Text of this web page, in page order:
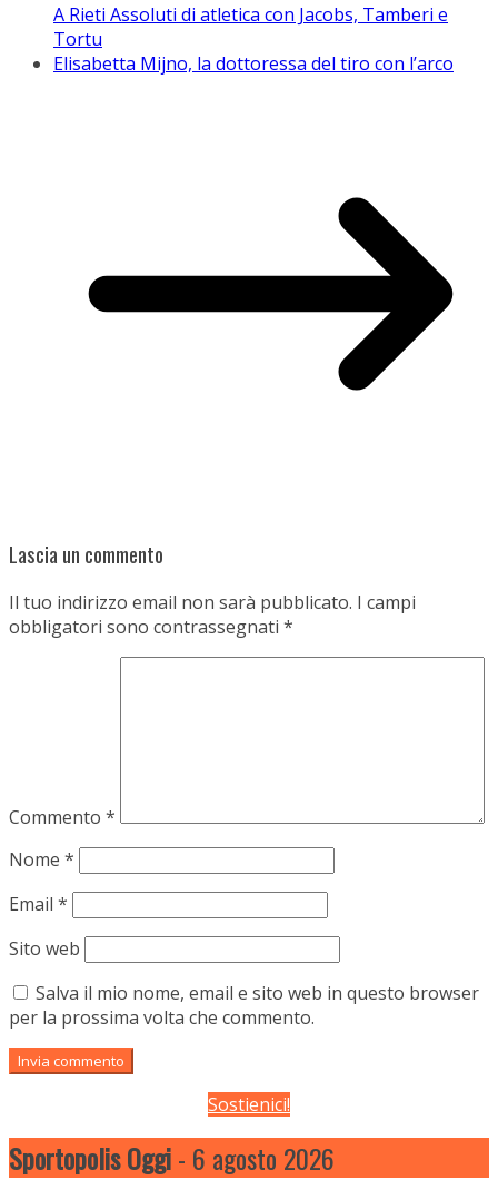
A Rieti Assoluti di atletica con Jacobs, Tamberi e
Tortu
Elisabetta Mijno, la dottoressa del tiro con l’arco
Lascia un commento
Il tuo indirizzo email non sarà pubblicato. I campi
obbligatori sono contrassegnati *
Commento *
Nome *
Email *
Sito web
Salva il mio nome, email e sito web in questo browser
per la prossima volta che commento.
Sostienici!
Sportopolis Oggi- 6 agosto 2026